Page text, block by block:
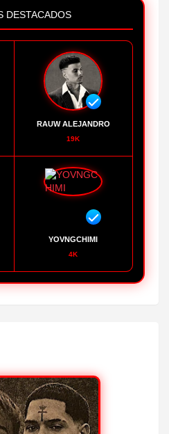
DESTACADOS
RAUW ALEJANDRO
19K
YOVNGCHIMI
4K